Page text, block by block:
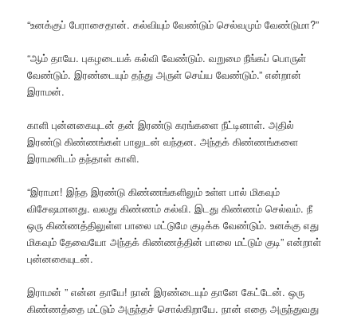
“உனக்குப் பேராசைதான். கல்வியும் வேண்டும் செல்வமும் வேண்டுமா?”
“ஆம் தாயே. புகழடையக் கல்வி வேண்டும். வறுமை நீங்கப் பொருள்
வேண்டும். இரண்டையும் தந்து அருள் செய்ய வேண்டும்.” என்றான்
இராமன்.
காளி புன்னகையுடன் தன் இரண்டு கரங்களை நீட்டினாள். அதில்
இரண்டு கிண்ணங்கள் பாலுடன் வந்தன. அந்தக் கிண்ணங்களை
இராமனிடம் தந்தாள் காளி.
“இராமா! இந்த இரண்டு கிண்ணங்களிலும் உள்ள பால் மிகவும்
விசேஷமானது. வலது கிண்ணம் கல்வி. இடது கிண்ணம் செல்வம். நீ
ஒரு கிண்ணத்திலுள்ள பாலை மட்டுமே குடிக்க வேண்டும். உனக்கு எது
மிகவும் தேவையோ அந்தக் கிண்ணத்தின் பாலை மட்டும் குடி” என்றாள்
புன்னகையுடன்.
இராமன் ” என்ன தாயே! நான் இரண்டையும் தானே கேட்டேன். ஒரு
கிண்ணத்தை மட்டும் அருந்தச் சொல்கிறாயே. நான் எதை அருந்துவது